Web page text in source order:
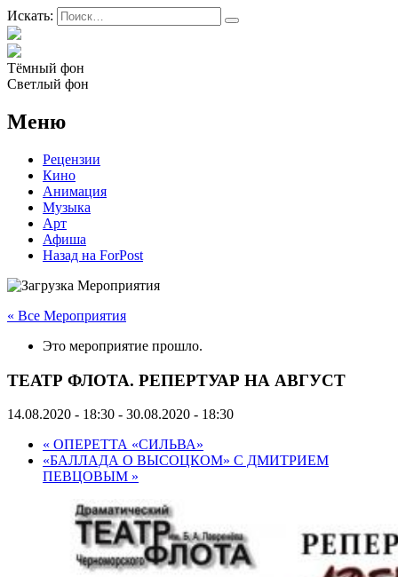
Искать:
Тёмный фон
Светлый фон
Меню
Рецензии
Кино
Анимация
Музыка
Арт
Афиша
Назад на ForPost
« Все Мероприятия
Это мероприятие прошло.
ТЕАТР ФЛОТА. РЕПЕРТУАР НА АВГУСТ
14.08.2020 - 18:30 - 30.08.2020 - 18:30
« ОПЕРЕТТА «СИЛЬВА»
«БАЛЛАДА О ВЫСОЦКОМ» С ДМИТРИЕМ
ПЕВЦОВЫМ »